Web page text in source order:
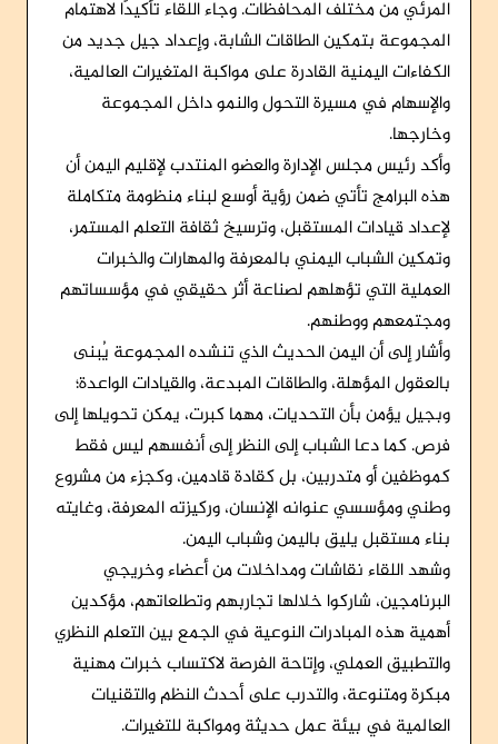
المرئي من مختلف المحافظات. وجاء اللقاء تأكيدًا لاهتمام
المجموعة بتمكين الطاقات الشابة، وإعداد جيل جديد من
الكفاءات اليمنية القادرة على مواكبة المتغيرات العالمية،
والإسهام في مسيرة التحول والنمو داخل المجموعة
وخارجها.
وأكد رئيس مجلس الإدارة والعضو المنتدب لإقليم اليمن أن
هذه البرامج تأتي ضمن رؤية أوسع لبناء منظومة متكاملة
لإعداد قيادات المستقبل، وترسيخ ثقافة التعلم المستمر،
وتمكين الشباب اليمني بالمعرفة والمهارات والخبرات
العملية التي تؤهلهم لصناعة أثر حقيقي في مؤسساتهم
ومجتمعهم ووطنهم.
وأشار إلى أن اليمن الحديث الذي تنشده المجموعة يُبنى
بالعقول المؤهلة، والطاقات المبدعة، والقيادات الواعدة؛
وبجيل يؤمن بأن التحديات، مهما كبرت، يمكن تحويلها إلى
فرص. كما دعا الشباب إلى النظر إلى أنفسهم ليس فقط
كموظفين أو متدربين، بل كقادة قادمين، وكجزء من مشروع
وطني ومؤسسي عنوانه الإنسان، وركيزته المعرفة، وغايته
بناء مستقبل يليق باليمن وشباب اليمن.
وشهد اللقاء نقاشات ومداخلات من أعضاء وخريجي
البرنامجين، شاركوا خلالها تجاربهم وتطلعاتهم، مؤكدين
أهمية هذه المبادرات النوعية في الجمع بين التعلم النظري
والتطبيق العملي، وإتاحة الفرصة لاكتساب خبرات مهنية
مبكرة ومتنوعة، والتدرب على أحدث النظم والتقنيات
العالمية في بيئة عمل حديثة ومواكبة للتغيرات.